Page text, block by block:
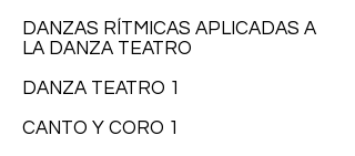
DANZAS RÍTMICAS APLICADAS A
LA DANZA TEATRO
DANZA TEATRO 1
CANTO Y CORO 1